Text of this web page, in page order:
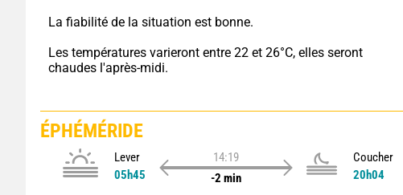
La fiabilité de la situation est bonne.
Les températures varieront entre 22 et 26°C, elles seront
chaudes l'après-midi.
ÉPHÉMÉRIDE
Lever
05h45
14:19
-2 min
Coucher
20h04